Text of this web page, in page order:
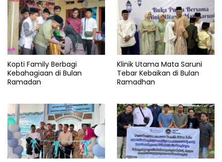
Kopti Family Berbagi
Kebahagiaan di Bulan
Ramadan
Klinik Utama Mata Saruni
Tebar Kebaikan di Bulan
Ramadhan